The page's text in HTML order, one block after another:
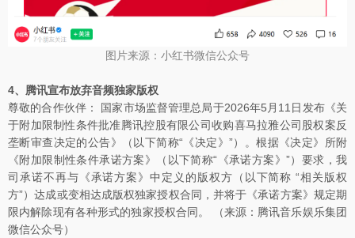
图片来源：小红书微信公众号
4、腾讯宣布放弃音频独家版权
尊敬的合作伙伴： 国家市场监督管理总局于2026年5月11日发布《关
于附加限制性条件批准腾讯控股有限公司收购喜马拉雅公司股权案反
垄断审查决定的公告》（以下简称“《决定》”）。根据《决定》所附
《附加限制性条件承诺方案》（以下简称“《承诺方案》”）要求，我
司承诺不再与《承诺方案》中定义的版权方（以下简称 “相关版权
方”）达成或变相达成版权独家授权合同，并将于《承诺方案》规定期
限内解除现有各种形式的独家授权合同。 （来源：腾讯音乐娱乐集团
微信公众号）